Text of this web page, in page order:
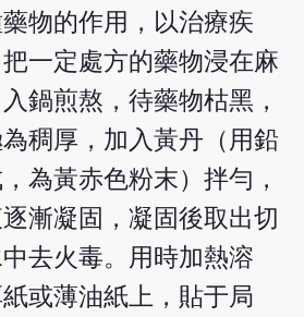
物的作用，以治療疾
一定處方的藥物浸在麻
鍋煎熬，待藥物枯黑，
稠厚，加入黃丹（用鉛
為黃赤色粉末）拌勻，
漸凝固，凝固後取出切
去火毒。用時加熱溶
或薄油紙上，貼于局